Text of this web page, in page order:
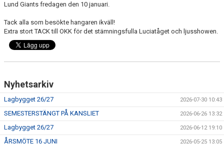
Lund Giants fredagen den 10 januari.
Tack alla som besökte hangaren ikväll!
Extra stort TACK till OKK för det stämningsfulla Luciatåget och ljusshowen.
Nyhetsarkiv
Lagbygget 26/27 2026-07-30 10:43
SEMESTERSTÄNGT PÅ KANSLIET 2026-06-26 13:32
Lagbygget 26/27 2026-06-12 19:10
ÅRSMÖTE 16 JUNI 2026-05-25 13:05